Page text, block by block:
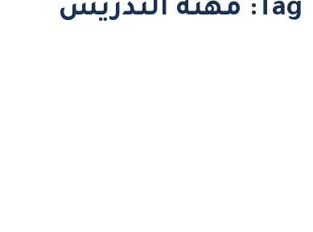
Tag: مهنة التدريس